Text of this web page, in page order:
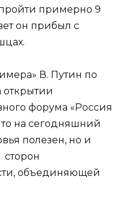
примерно 9
он прибыл с
В. Путин по
открытии
форума «Россия
на сегодняшний
полезен, но и
сторон
объединяющей